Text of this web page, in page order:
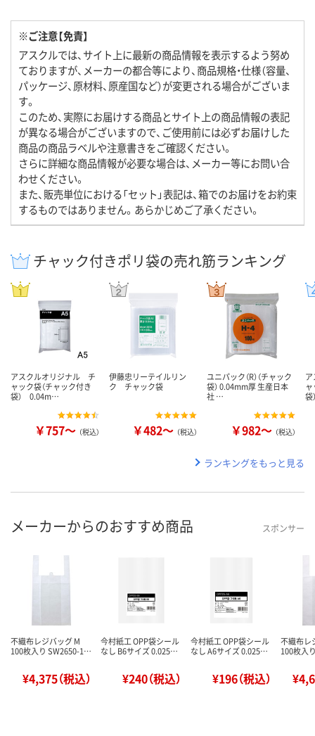
※ご注意【免責】
アスクルでは、サイト上に最新の商品情報を表示するよう努め
ておりますが、メーカーの都合等により、商品規格・仕様（容量、
パッケージ、原材料、原産国など）が変更される場合がございま
す。
このため、実際にお届けする商品とサイト上の商品情報の表記
が異なる場合がございますので、ご使用前には必ずお届けした
商品の商品ラベルや注意書きをご確認ください。
さらに詳細な商品情報が必要な場合は、メーカー等にお問い合
わせください。
また、販売単位における「セット」表記は、箱でのお届けをお約束
するものではありません。あらかじめご了承ください。
チャック付きポリ袋の売れ筋ランキング
アスクルオリジナル チ
ャック袋（チャック付き
袋） 0.04m…
￥757～ （税込）
伊藤忠リーテイルリン
ク チャック袋
￥482～ （税込）
ユニパック（R）（チャック
袋） 0.04mm厚 生産日本
社 …
￥982～ （税込）
ャ
ランキングをもっと見る
メーカーからのおすすめ商品 スポンサー
不織布レジバッグ M
100枚入り SW2650-1…
¥4,375（税込）
今村紙工 OPP袋シール
なし B6サイズ 0.025…
¥240（税込）
今村紙工 OPP袋シール
なし A6サイズ 0.025…
¥196（税込）
不織布レ
100枚入